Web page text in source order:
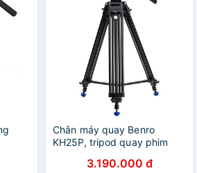
Chân máy quay Benro
KH25P, tripod quay phim
3.190.000 đ